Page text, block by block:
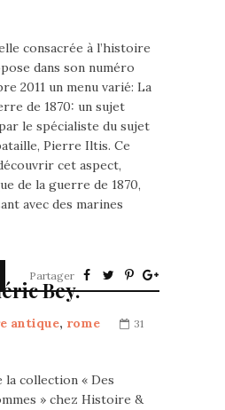
consacrée à l’histoire
dans son numéro
2011 un menu varié: La
de 1870: un sujet
le spécialiste du sujet
Pierre Iltis. Ce
cet aspect,
de la guerre de 1870,
avec des marines
Partager
Bey.
antique, rome
31
la collection « Des
» chez Histoire &